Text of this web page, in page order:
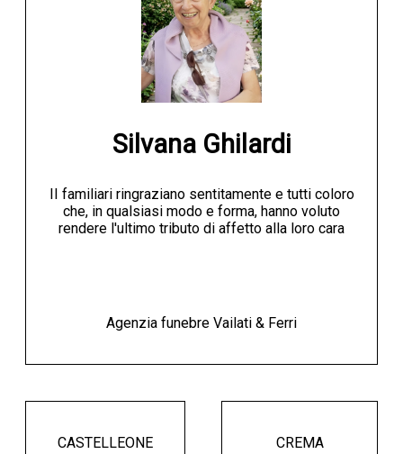
Silvana Ghilardi
II familiari ringraziano sentitamente e tutti coloro
che, in qualsiasi modo e forma, hanno voluto
rendere l'ultimo tributo di affetto alla loro cara
Agenzia funebre Vailati & Ferri
CASTELLEONE
CREMA